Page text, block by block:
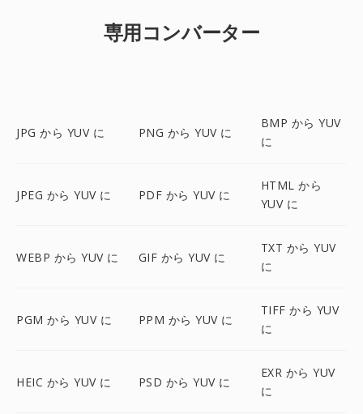
専用コンバーター
JPG から YUV に PNG から YUV に
BMP から YUV
に
JPEG から YUV に PDF から YUV に
HTML から
YUV に
WEBP から YUV に GIF から YUV に
TXT から YUV
に
PGM から YUV に PPM から YUV に
TIFF から YUV
に
HEIC から YUV に PSD から YUV に
EXR から YUV
に